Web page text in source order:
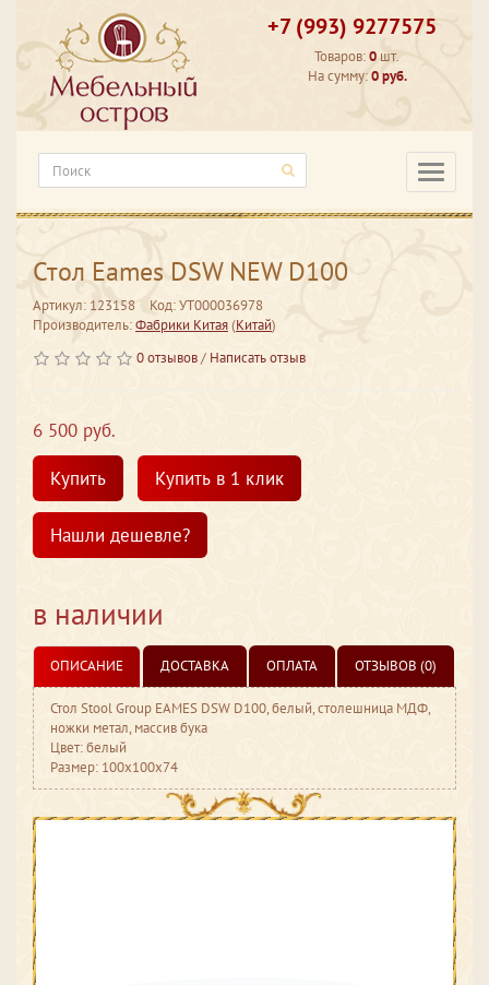
+7 (993) 9277575
Товаров:0 шт.
На сумму:0 руб.
Стол Eames DSW NEW D100
Артикул: 123158
Код: УТ000036978
Производитель:Фабрики Китая(Китай)
0 отзывов/ Написать отзыв
6 500 руб.
Купить
Купить в 1 клик
Нашли дешевле?
в наличии
ОПИСАНИЕ ДОСТАВКА ОПЛАТА ОТЗЫВОВ (0)
Стол Stool Group EAMES DSW D100, белый, столешница МДФ,
ножки метал, массив бука
Цвет: белый
Размер: 100x100x74